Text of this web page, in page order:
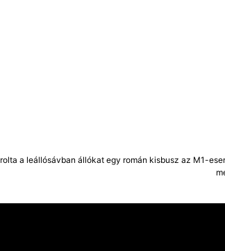
a leállósávban állókat egy román kisbusz az M1-